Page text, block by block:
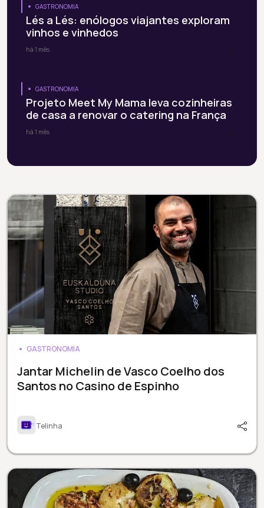
GASTRONOMIA
Lés a Lés: enólogos viajantes exploram
vinhos e vinhedos
há 1 mês
GASTRONOMIA
Projeto Meet My Mama leva cozinheiras
de casa a renovar o catering na França
há 1 mês
GASTRONOMIA
Jantar Michelin de Vasco Coelho dos
Santos no Casino de Espinho
Telinha